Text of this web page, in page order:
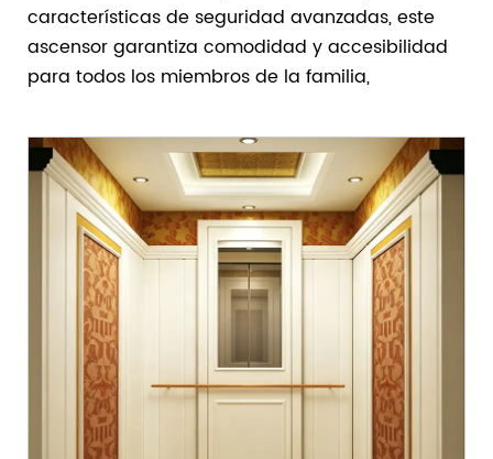
características de seguridad avanzadas, este
ascensor garantiza comodidad y accesibilidad
para todos los miembros de la familia,
ingeniería moderna en una sola solución.